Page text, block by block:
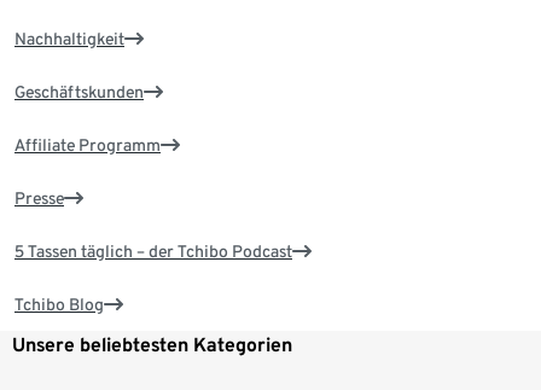
Nachhaltigkeit
Geschäftskunden
Affiliate Programm
Presse
5 Tassen täglich – der Tchibo Podcast
Tchibo Blog
Unsere beliebtesten Kategorien